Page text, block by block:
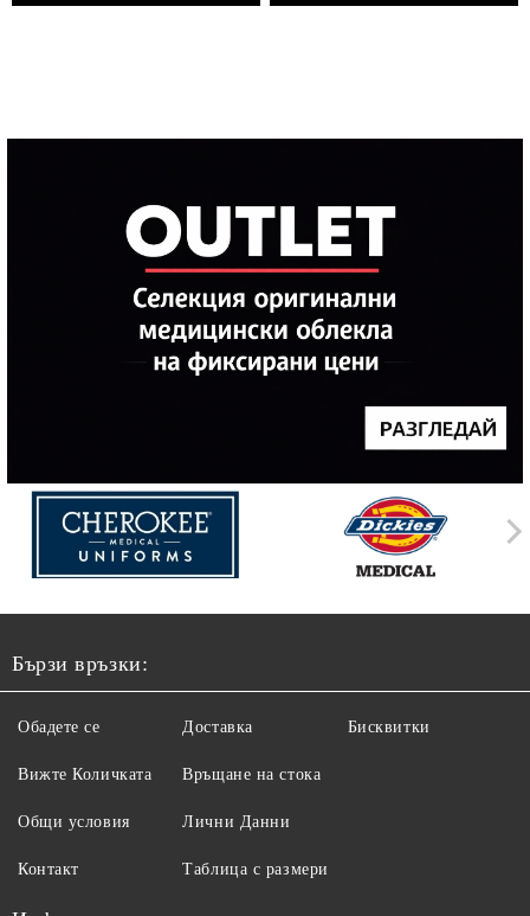
Бързи връзки:
Обадете се
Вижте Количката
Общи условия
Контакт
Доставка
Връщане на стока
Лични Данни
Таблица с размери
Бисквитки